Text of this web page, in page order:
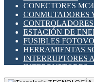
CONECTORES
CONMUTADORES
ESTACIÓN DE
FUSIBLES
HERRAMIENTAS
INTERRUPTORES
INTERRUPTORES
FOTOVOLTÁICOS